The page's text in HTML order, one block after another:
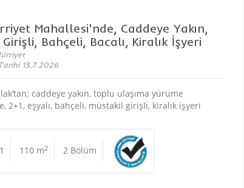
Mahallesi'nde, Caddeye Yakın,
Bahçeli, Bacalı, Kiralık İşyeri
13.7.2026
caddeye yakın, toplu ulaşıma yürüme
2+1, eşyalı, bahçeli, müstakil girişli, kiralık işyeri
110 m2 2 Bölüm